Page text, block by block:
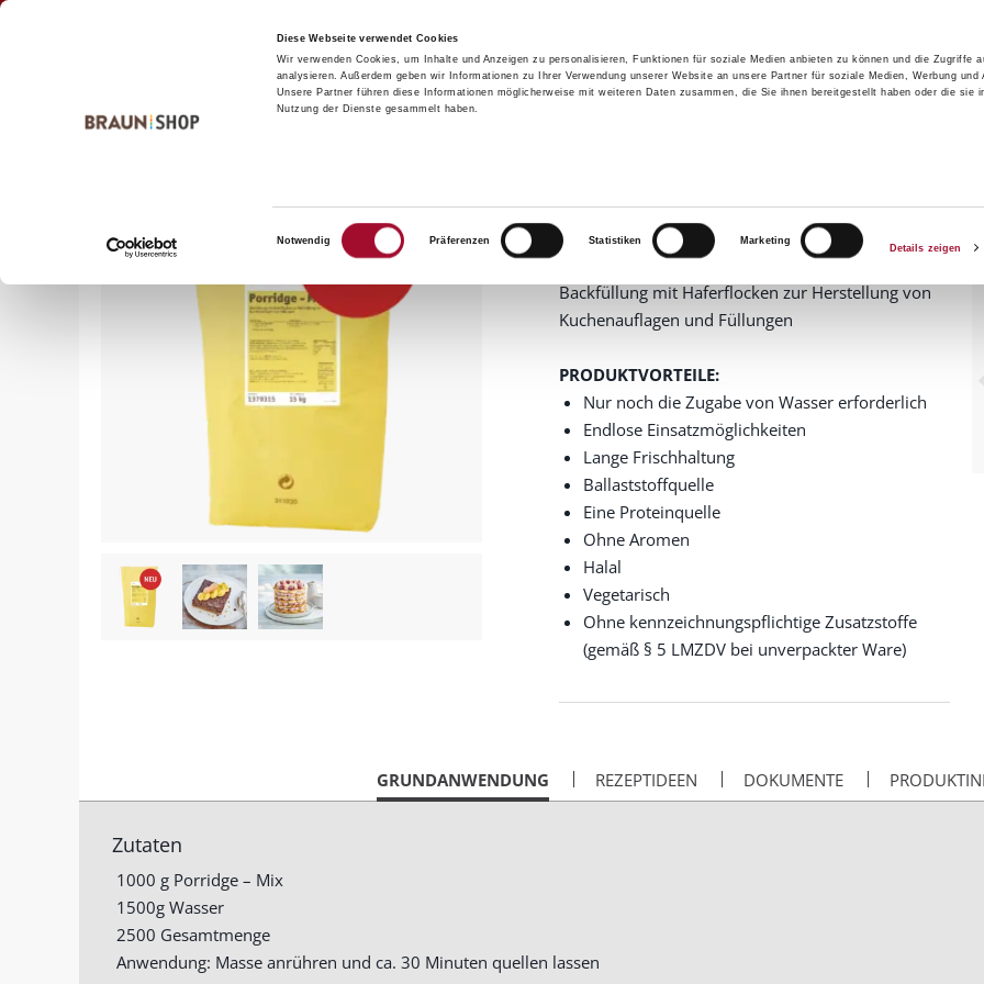
Diese Webseite verwendet Cookies
Wir verwenden Cookies, um Inhalte und Anzeigen zu personalisieren, Funktionen für soziale Medien anbieten zu können und die Zugriffe
analysieren. Außerdem geben wir Informationen zu Ihrer Verwendung unserer Website an unsere Partner für soziale Medien, Werbung und
Unsere Partner führen diese Informationen möglicherweise mit weiteren Daten zusammen, die Sie ihnen bereitgestellt haben oder die sie
Nutzung der Dienste gesammelt haben.
Einwilligungsauswahl
Notwendig
Präferenzen Statistiken Marketing
Details zeigen
Zum
Zum
GRUPPE
Startseite
15,0 kg im Sack
Artikelnummer 1379315
Backfüllung mit Haferflocken zur Herstellung von
Kuchenauflagen und Füllungen
PRODUKTVORTEILE:
Nur noch die Zugabe von Wasser erforderlich
Endlose Einsatzmöglichkeiten
Lange Frischhaltung
Ballaststoffquelle
Eine Proteinquelle
Ohne Aromen
Halal
Vegetarisch
Ohne kennzeichnungspflichtige Zusatzstoffe
(gemäß § 5 LMZDV bei unverpackter Ware)
CURRENT
TAB:
GRUNDANWENDUNG REZEPTIDEEN DOKUMENTE
Zutaten
1000 g Porridge – Mix
1500g Wasser
2500 Gesamtmenge
Anwendung: Masse anrühren und ca. 30 Minuten quellen lassen